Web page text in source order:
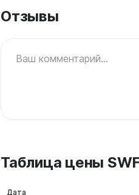
Отзывы
Ваш комментарий...
Таблица цены
Дата